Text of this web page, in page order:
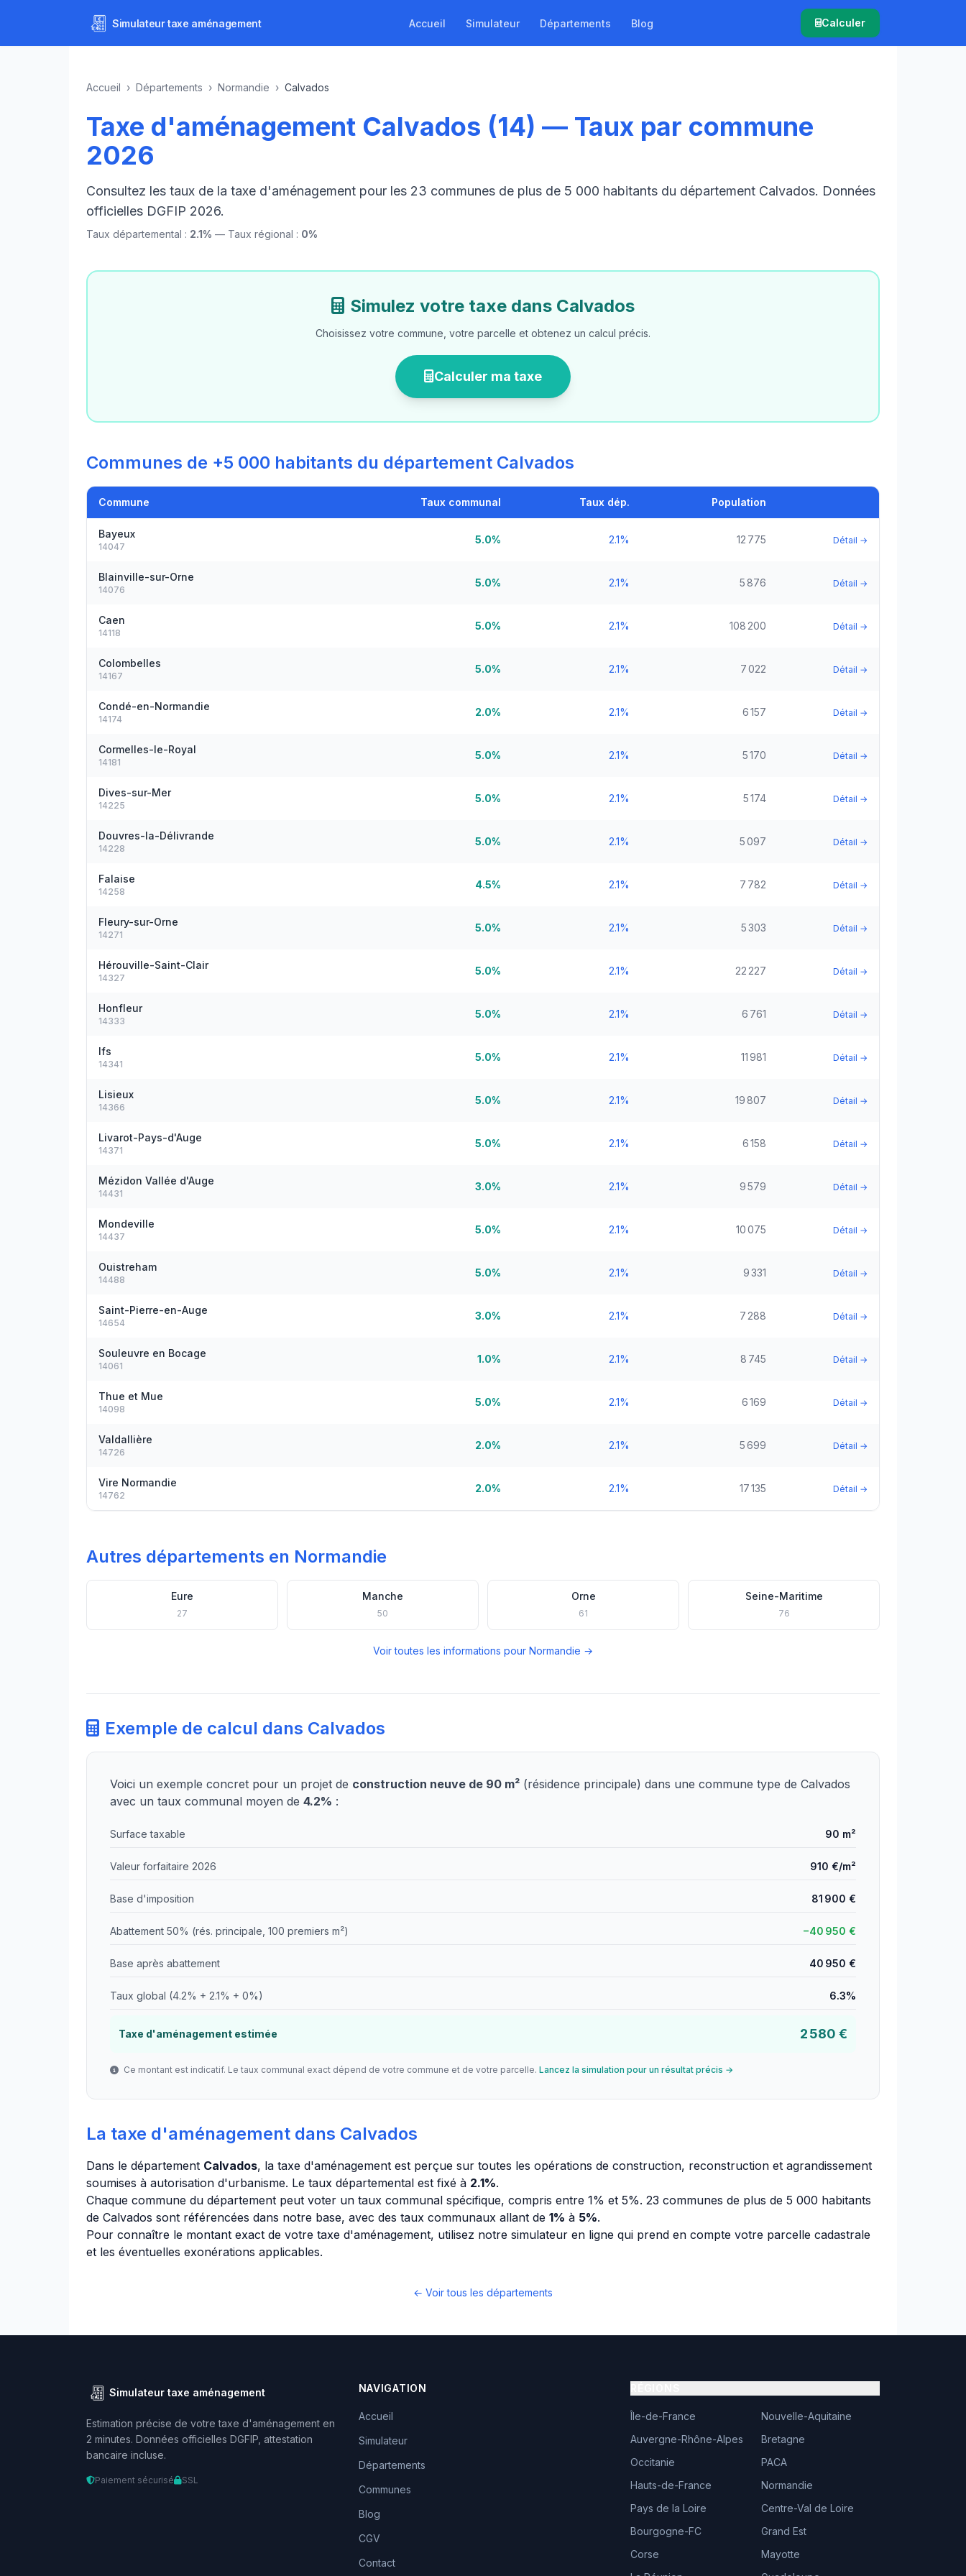
Simulateurtaxe aménagement Accueil Simulateur Départements Blog Calculer
Accueil › Départements › Normandie › Calvados
Taxe d'aménagement Calvados (14) — Taux par commune
2026
Consultez les taux de la taxe d'aménagement pour les 23 communes de plus de 5 000 habitants du département Calvados. Données
officielles DGFIP 2026.
Taux départemental : 2.1% — Taux régional : 0%
Simulez votre taxe dans Calvados
Choisissez votre commune, votre parcelle et obtenez un calcul précis.
Calculer ma taxe
Communes de +5 000 habitants du département Calvados
Commune Taux communal Taux dép. Population
Bayeux
14047
5.0% 2.1% 12 775 Détail →
Blainville-sur-Orne
14076
5.0% 2.1% 5 876 Détail →
Caen
14118
5.0% 2.1% 108 200 Détail →
Colombelles
14167
5.0% 2.1% 7 022 Détail →
Condé-en-Normandie
14174
2.0% 2.1% 6 157 Détail →
Cormelles-le-Royal
14181
5.0% 2.1% 5 170 Détail →
Dives-sur-Mer
14225
5.0% 2.1% 5 174 Détail →
Douvres-la-Délivrande
14228
5.0% 2.1% 5 097 Détail →
Falaise
14258
4.5% 2.1% 7 782 Détail →
Fleury-sur-Orne
14271
5.0% 2.1% 5 303 Détail →
Hérouville-Saint-Clair
14327
5.0% 2.1% 22 227 Détail →
Honfleur
14333
5.0% 2.1% 6 761 Détail →
Ifs
14341
5.0% 2.1% 11 981 Détail →
Lisieux
14366
5.0% 2.1% 19 807 Détail →
Livarot-Pays-d'Auge
14371
5.0% 2.1% 6 158 Détail →
Mézidon Vallée d'Auge
14431
3.0% 2.1% 9 579 Détail →
Mondeville
14437
5.0% 2.1% 10 075 Détail →
Ouistreham
14488
5.0% 2.1% 9 331 Détail →
Saint-Pierre-en-Auge
14654
3.0% 2.1% 7 288 Détail →
Souleuvre en Bocage
14061
1.0% 2.1% 8 745 Détail →
Thue et Mue
14098
5.0% 2.1% 6 169 Détail →
Valdallière
14726
2.0% 2.1% 5 699 Détail →
Vire Normandie
14762
2.0% 2.1% 17 135 Détail →
Autres départements en Normandie
Eure
27
Manche
50
Orne
61
Seine-Maritime
76
Voir toutes les informations pour Normandie →
Exemple de calcul dans Calvados
Voici un exemple concret pour un projet de construction neuve de 90 m² (résidence principale) dans une commune type de Calvados
avec un taux communal moyen de 4.2% :
Surface taxable 90 m²
Valeur forfaitaire 2026 910 €/m²
Base d'imposition 81 900 €
Abattement 50% (rés. principale, 100 premiers m²) −40 950 €
Base après abattement 40 950 €
Taux global (4.2% + 2.1% + 0%) 6.3%
Taxe d'aménagement estimée 2 580 €
Ce montant est indicatif. Le taux communal exact dépend de votre commune et de votre parcelle. Lancez la simulation pour un résultat précis →
La taxe d'aménagement dans Calvados
Dans le département Calvados, la taxe d'aménagement est perçue sur toutes les opérations de construction, reconstruction et agrandissement
soumises à autorisation d'urbanisme. Le taux départemental est fixé à 2.1%.
Chaque commune du département peut voter un taux communal spécifique, compris entre 1% et 5%. 23 communes de plus de 5 000 habitants
de Calvados sont référencées dans notre base, avec des taux communaux allant de 1% à 5%.
Pour connaître le montant exact de votre taxe d'aménagement, utilisez notre simulateur en ligne qui prend en compte votre parcelle cadastrale
et les éventuelles exonérations applicables.
← Voir tous les départements
Simulateur taxe aménagement
Estimation précise de votre taxe d'aménagement en
2 minutes. Données officielles DGFIP, attestation
bancaire incluse.
Paiement sécurisé SSL
NAVIGATION
Accueil
Simulateur
Départements
Communes
Blog
CGV
Contact
Île-de-France
Nouvelle-Aquitaine
Auvergne-Rhône-Alpes
Bretagne
Occitanie
PACA
Hauts-de-France
Normandie
Pays de la Loire
Centre-Val de Loire
Bourgogne-FC
Grand Est
Corse
Mayotte